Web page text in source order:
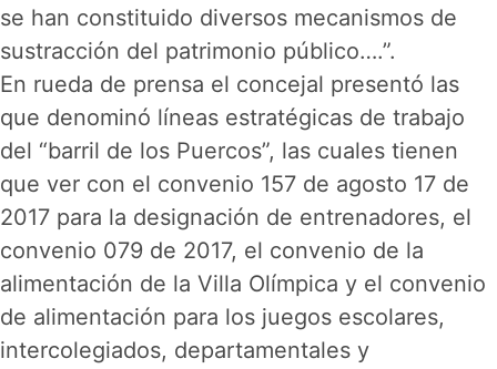
se han constituido diversos mecanismos de
sustracción del patrimonio público….”.
En rueda de prensa el concejal presentó las
que denominó líneas estratégicas de trabajo
del “barril de los Puercos”, las cuales tienen
que ver con el convenio 157 de agosto 17 de
2017 para la designación de entrenadores, el
convenio 079 de 2017, el convenio de la
alimentación de la Villa Olímpica y el convenio
de alimentación para los juegos escolares,
intercolegiados, departamentales y